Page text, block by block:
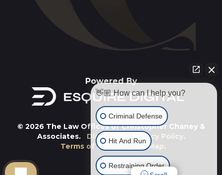
Powered By
© 2026 The Law Offices of Christopher Chaney &
Associates.
Disclaimer Privacy Policy.
Terms of Service. Site Map.
👋🏼 How can I help you?
Criminal Defense
Hit And Run
Restraining Order